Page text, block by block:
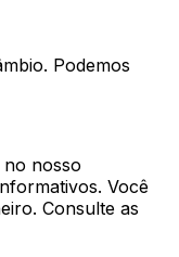
Podemos
no nosso
Você
Consulte as